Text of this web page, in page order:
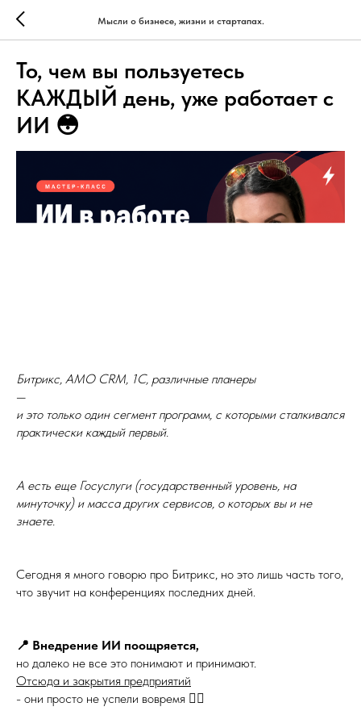
Мысли о бизнесе, жизни и стартапах.
То, чем вы пользуетесь
КАЖДЫЙ день, уже работает с
ИИ 😳
Битрикс, АМО CRM, 1С, различные планеры
—
и это только один сегмент программ, с которыми сталкивался
практически каждый первый.
А есть еще Госуслуги (государственный уровень, на
минуточку) и масса других сервисов, о которых вы и не
знаете.
Сегодня я много говорю про Битрикс, но это лишь часть того,
что звучит на конференциях последних дней.
📍 Внедрение ИИ поощряется,
но далеко не все это понимают и принимают.
Отсюда и закрытия предприятий
- они просто не успели вовремя 🤷‍♀️